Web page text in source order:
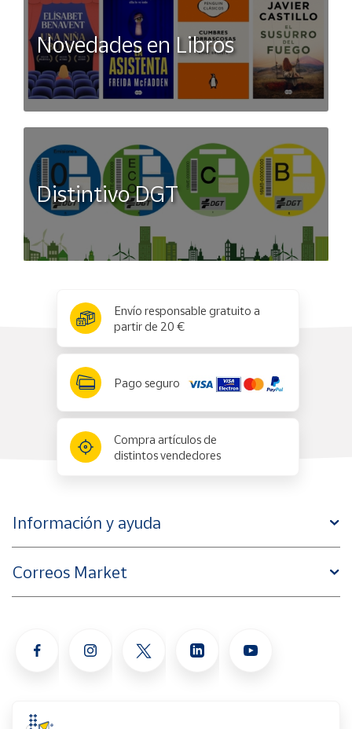
Novedades en Libros
Distintivo DGT
Envío responsable gratuito a
partir de 20 €
Pago seguro
Compra artículos de
distintos vendedores
Información y ayuda
Correos Market